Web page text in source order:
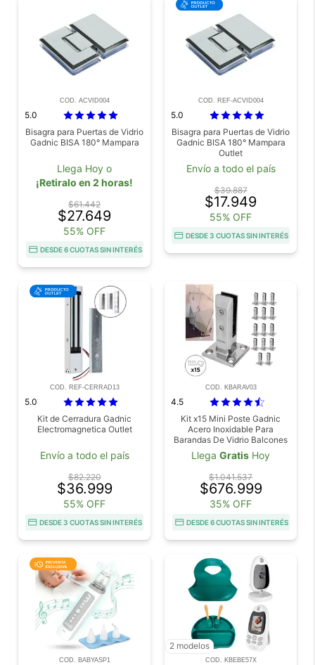
COD. ACVID004
5.0
Bisagra para Puertas de Vidrio
Gadnic BISA 180° Mampara
Llega Hoy o
¡Retiralo en 2 horas!
$61.442
$27.649
55% OFF
DESDE 6 CUOTAS SIN INTERÉS
COD. REF-ACVID004
5.0
Bisagra para Puertas de Vidrio
Gadnic BISA 180° Mampara
Outlet
Envío a todo el país
$39.887
$17.949
55% OFF
DESDE 3 CUOTAS SIN INTERÉS
COD. REF-CERRAD13
5.0
Kit de Cerradura Gadnic
Electromagnetica Outlet
Envío a todo el país
$82.220
$36.999
55% OFF
DESDE 3 CUOTAS SIN INTERÉS
COD. KBARAV03
4.5
Kit x15 Mini Poste Gadnic
Acero Inoxidable Para
Barandas De Vidrio Balcones
Piletas Escaleras
Llega Gratis Hoy
$1.041.537
$676.999
35% OFF
DESDE 6 CUOTAS SIN INTERÉS
COD. BABYASP1
2 modelos
COD. KBEBE57X